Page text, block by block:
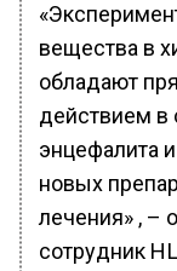
вещества в
обладают
действием в
энцефалита
новых
лечения» , –
сотрудник